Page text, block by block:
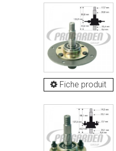
Fiche produit